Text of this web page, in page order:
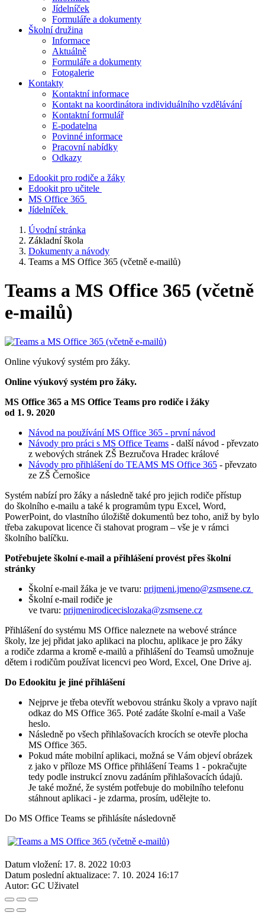
Jídelníček
Formuláře a dokumenty
Školní družina
Informace
Aktuálně
Formuláře a dokumenty
Fotogalerie
Kontakty
Kontaktní informace
Kontakt na koordinátora individuálního vzdělávání
Kontaktní formulář
E-podatelna
Povinné informace
Pracovní nabídky
Odkazy
Edookit pro rodiče a žáky
Edookit pro učitele
MS Office 365
Jídelníček
Úvodní stránka
Základní škola
Dokumenty a návody
Teams a MS Office 365 (včetně e-mailů)
Teams a MS Office 365 (včetně
e-mailů)
Online výukový systém pro žáky.
Online výukový systém pro žáky.
MS Office 365 a MS Office Teams pro rodiče i žáky
od 1. 9. 2020
Návod na používání MS Office 365 - první návod
Návody pro práci s MS Office Teams - další návod - převzato
z webových stránek ZŠ Bezručova Hradec králové
Návody pro přihlášení do TEAMS MS Office 365 - převzato
ze ZŠ Černošice
Systém nabízí pro žáky a následně také pro jejich rodiče přístup
do školního e-mailu a také k programům typu Excel, Word,
PowerPoint, do vlastního úložiště dokumentů bez toho, aniž by bylo
třeba zakupovat licence či stahovat program – vše je v rámci
školního balíčku.
Potřebujete školní e-mail a přihlášení provést přes školní
stránky
Školní e-mail žáka je ve tvaru: prijmeni.jmeno@zsmsene.cz
Školní e-mail rodiče je
ve tvaru: prijmenirodicecislozaka@zsmsene.cz
Přihlášení do systému MS Office naleznete na webové stránce
školy, lze jej přidat jako aplikaci na plochu, aplikace je pro žáky
a rodiče zdarma a kromě e-mailů a přihlášení do Teamsů umožnuje
dětem i rodičům používat licencvi peo Word, Excel, One Drive aj.
Do Edookitu je jiné přihlášení
Nejprve je třeba otevřít webovou stránku školy a vpravo najít
odkaz do MS Office 365. Poté zadáte školní e-mail a Vaše
heslo.
Následně po všech přihlašovacích krocích se otevře plocha
MS Office 365.
Pokud máte mobilní aplikaci, možná se Vám objeví obrázek
z jako v příloze MS Office přihlášení Teams 1 - pokračujte
tedy podle instrukcí znovu zadáním přihlašovacích údajů.
Je také možné, že systém potřebuje do mobilního telefonu
stáhnout aplikaci - je zdarma, prosím, udělejte to.
Do MS Office Teams se přihlásíte následovně
Datum vložení: 17. 8. 2022 10:03
Datum poslední aktualizace: 7. 10. 2024 16:17
Autor: GC Uživatel